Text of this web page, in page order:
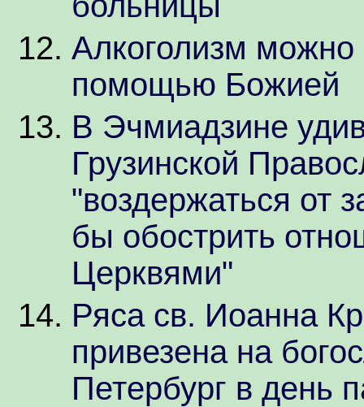
Алкоголизм можно
помощью Божией
В Эчмиадзине
Грузинской
"воздержаться от
бы обострить
Церквями"
Ряса св. Иоанна
привезена на
Петербург в день